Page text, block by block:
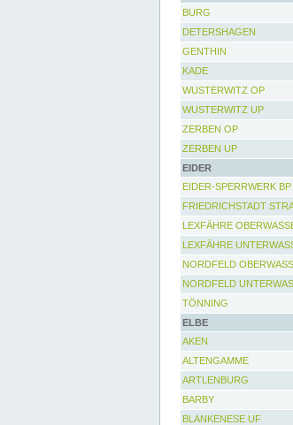
BURG
DETERSHAGEN
GENTHIN
KADE
WUSTERWITZ OP
WUSTERWITZ UP
ZERBEN OP
ZERBEN UP
EIDER
EIDER-SPERRWERK BP
FRIEDRICHSTADT
LEXFÄHRE
LEXFÄHRE
NORDFELD
NORDFELD
TÖNNING
ELBE
AKEN
ALTENGAMME
ARTLENBURG
BARBY
BLANKENESE UF